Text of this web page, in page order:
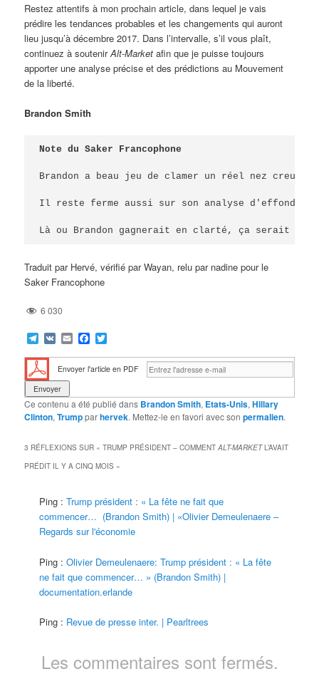
Restez attentifs à mon prochain article, dans lequel je vais
prédire les tendances probables et les changements qui auront
lieu jusqu’à décembre 2017. Dans l’intervalle, s’il vous plaît,
continuez à soutenirAlt-Market afin que je puisse toujours
apporter une analyse précise et des prédictions au Mouvement
de la liberté.
Brandon Smith
Note du Saker Francophone
Brandon a beau jeu de clamer un réel nez creux
Il reste ferme aussi sur son analyse
Là ou Brandon gagnerait en clarté, ça serait de
Traduit par Hervé, vérifié par Wayan, relu par nadine pour le
Saker Francophone
6 030
Telegram
VK EmailFacebook
Envoyer l'article en PDF
Ce contenu a été publié dans Brandon Smith, Etats-Unis,Hillary
Clinton,Trumpparhervek. Mettez-le en favori avec sonpermalien.
3 RÉFLEXIONS SUR «TRUMP PRÉSIDENT – COMMENTALT-MARKETL’AVAIT
PRÉDIT IL Y A CINQ MOIS »
Ping :Trump président : « La fête ne fait que
commencer… (Brandon Smith) | «Olivier Demeulenaere –
Regards sur l'économie
Ping :Olivier Demeulenaere: Trump président : « La fête
ne fait que commencer… » (Brandon Smith) |
documentation.erlande
Ping : Revue de presse inter. | Pearltrees
Les commentaires sont fermés.